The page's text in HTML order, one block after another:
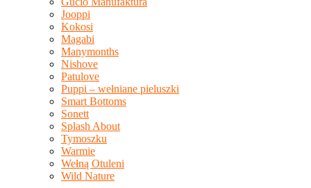
Jooppi
Kokosi
Magabi
Manymonths
Nishove
Patulove
Puppi – wełniane pieluszki
Smart Bottoms
Sonett
Splash About
Tymoszku
Warmie
Wełną Otuleni
Wild Nature